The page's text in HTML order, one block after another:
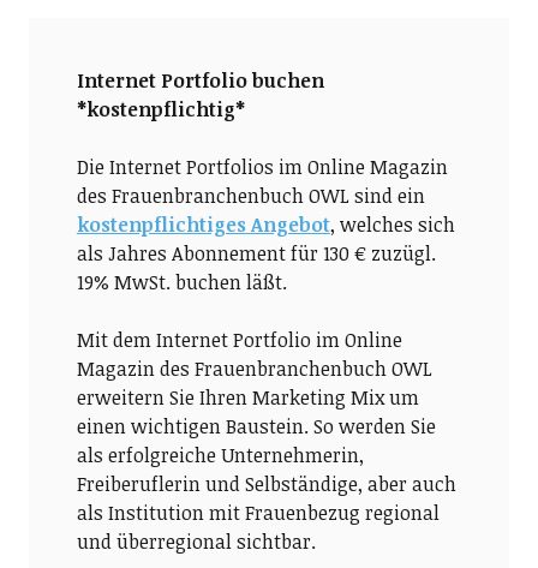
Internet Portfolio buchen
*kostenpflichtig*
Die Internet Portfolios im Online Magazin
des Frauenbranchenbuch OWL sind ein
kostenpflichtiges Angebot, welches sich
als Jahres Abonnement für 130 € zuzügl.
19% MwSt. buchen läßt.
Mit dem Internet Portfolio im Online
Magazin des Frauenbranchenbuch OWL
erweitern Sie Ihren Marketing Mix um
einen wichtigen Baustein. So werden Sie
als erfolgreiche Unternehmerin,
Freiberuflerin und Selbständige, aber auch
als Institution mit Frauenbezug regional
und überregional sichtbar.